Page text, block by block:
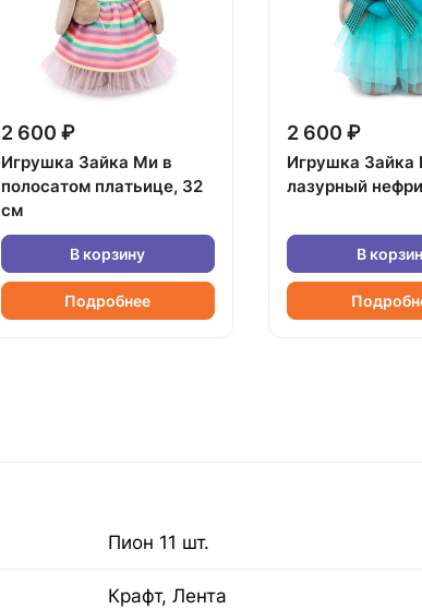
2 600 ₽
Игрушка Зайка Ми в
полосатом платьице, 32
см
В корзину
Подробнее
2 600 ₽
Игрушка Зайка
лазурный
В
Пион 11 шт.
Крафт, Лента